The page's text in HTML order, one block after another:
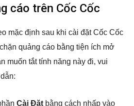
cáo trên Cốc Cốc
mặc định sau khi cài đặt Cốc Cốc
quảng cáo bằng tiện ích mở
muốn tắt tính năng này đi, vui
Cài Đặt bằng cách nhấp vào